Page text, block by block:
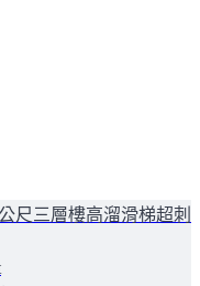
尺三層樓高溜滑梯超刺